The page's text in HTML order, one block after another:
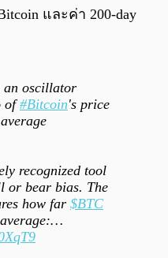
และค่า 200-day
an oscillator
of#Bitcoin's price
recognized tool
or bear bias. The
how far $BTC